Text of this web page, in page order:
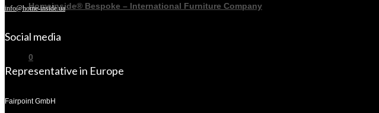
Homeinside® Bespoke – International Furniture Company
0
info@home-inside.ua
Social media
Representative in Europe
Fairpoint GmbH